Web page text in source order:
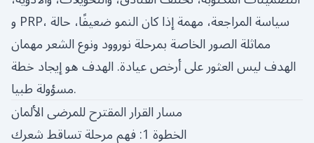
و PRP، سياسة المراجعة، مهمة إذا كان النمو ضعيفًا، حالة
مماثلة الصور الخاصة بمرحلة نوروود ونوع الشعر مهمان
الهدف ليس العثور على أرخص عيادة. الهدف هو إيجاد خطة
مسؤولة طبيا.
مسار القرار المقترح للمرضى الألمان
الخطوة 1: فهم مرحلة تساقط شعرك